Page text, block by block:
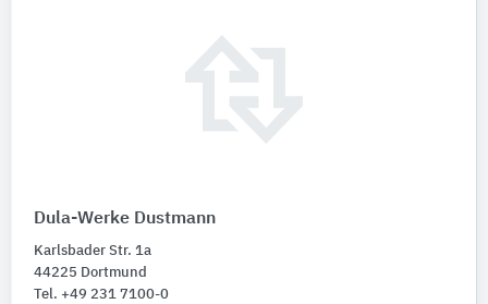
Dula-Werke Dustmann
Karlsbader Str. 1a
44225 Dortmund
Tel. +49 231 7100-0